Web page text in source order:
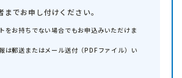
までお申し付けください。
をお持ちでない場合でもお申込みいただけま
は郵送またはメール送付（PDFファイル）い